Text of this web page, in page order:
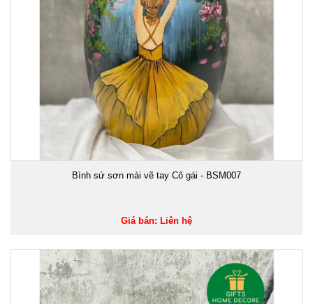
Bình sứ sơn mài vẽ tay Cô gái - BSM007
Giá bán: Liên hệ